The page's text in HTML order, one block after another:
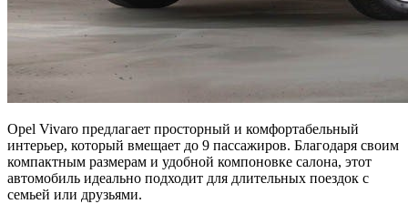
Opel Vivaro предлагает просторный и комфортабельный
интерьер, который вмещает до 9 пассажиров. Благодаря своим
компактным размерам и удобной компоновке салона, этот
автомобиль идеально подходит для длительных поездок с
семьей или друзьями.